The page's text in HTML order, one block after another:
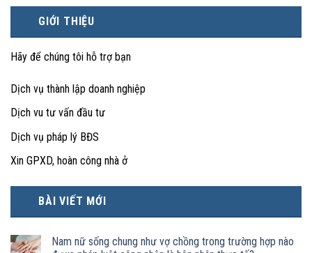
GIỚI THIỆU
Hãy để chúng tôi hỗ trợ bạn
Dịch vụ thành lập doanh nghiệp
Dịch vu tư vấn đầu tư
Dịch vụ pháp lý BĐS
Xin GPXD, hoàn công nhà ở
BÀI VIẾT MỚI
Nam nữ sống chung như vợ chồng trong trường hợp nào